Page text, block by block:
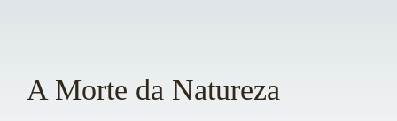
A Morte da Natureza